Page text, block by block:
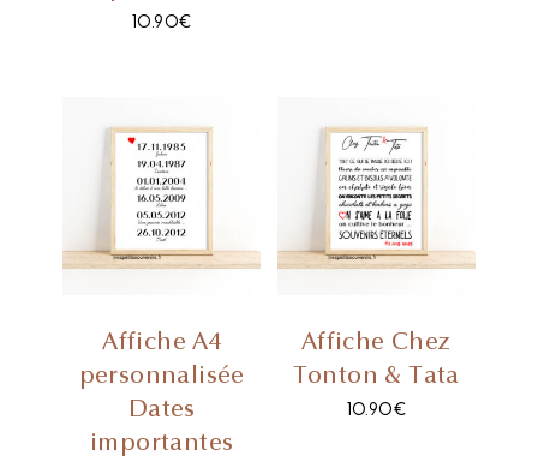
10.90€
Affiche A4
personnalisée
Dates
importantes
Affiche Chez
Tonton & Tata
10.90€